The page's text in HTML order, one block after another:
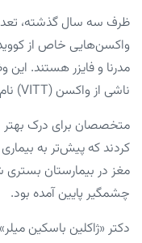
ظرف سه سال گذشته،
مدرنا و فایزر هستند.
ناشی از واکسن (VITT) نام دارد.
متخصصان برای درک بهتر
کردند که پیش‌تر به
مغز در بیمارستان
چشمگیر پایین آمده بود.
دکتر «ژاکلین باسکین